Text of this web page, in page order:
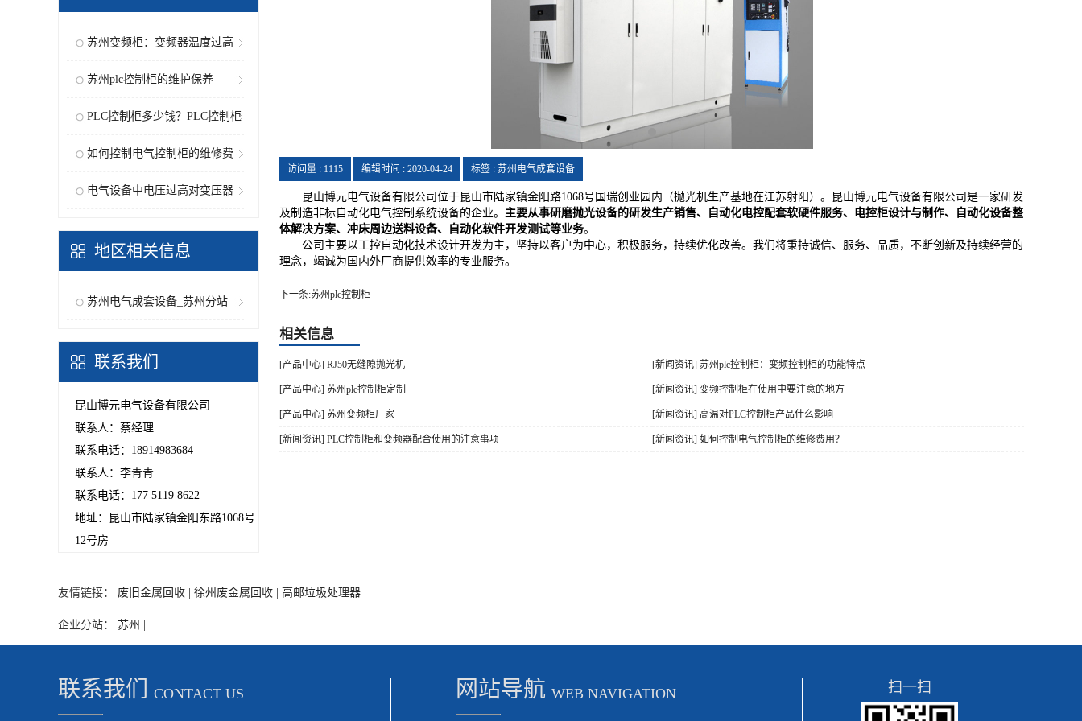
苏州变频柜：变频器温度过高
报警...苏州plc控制柜的维护保养
PLC控制柜多少钱？PLC控制柜
的特...如何控制电气控制柜的维修费
用？电气设备中电压过高对变压器
地区相关信息
苏州电气成套设备_苏州分站
联系我们
昆山博元电气设备有限公司
联系人：蔡经理
联系电话：18914983684
联系人：李青青
联系电话：177 5119 8622
地址：昆山市陆家镇金阳东路1068号
12号房
访问量 : 1115 编辑时间 : 2020-04-24 标签 : 苏州电气成套设备
昆山博元电气设备有限公司位于昆山市陆家镇金阳路1068号国瑞创业园内（抛光机生产基地在江苏射阳）。昆山博元电气设备有限公司是一家研发
及制造非标自动化电气控制系统设备的企业。 主要从事研磨抛光设备的研发生产销售、自动化电控配套软硬件服务、电控柜设计与制作、自动化设备整
体解决方案、冲床周边送料设备、自动化软件开发测试等业务。
公司主要以工控自动化技术设计开发为主，坚持以客户为中心，积极服务，持续优化改善。我们将秉持诚信、服务、品质，不断创新及持续经营的
理念，竭诚为国内外厂商提供效率的专业服务。
下一条:苏州plc控制柜
相关信息
[产品中心] RJ50无缝隙抛光机 [新闻资讯] 苏州plc控制柜：变频控制柜的功能特点
[产品中心] 苏州plc控制柜定制 [新闻资讯] 变频控制柜在使用中要注意的地方
[产品中心] 苏州变频柜厂家 [新闻资讯] 高温对PLC控制柜产品什么影响
[新闻资讯] PLC控制柜和变频器配合使用的注意事项 [新闻资讯] 如何控制电气控制柜的维修费用？
友情链接： 废旧金属回收 | 徐州废金属回收 | 高邮垃圾处理器 |
企业分站： 苏州 |
联系我们 CONTACT US 网站导航 WEB NAVIGATION 扫一扫